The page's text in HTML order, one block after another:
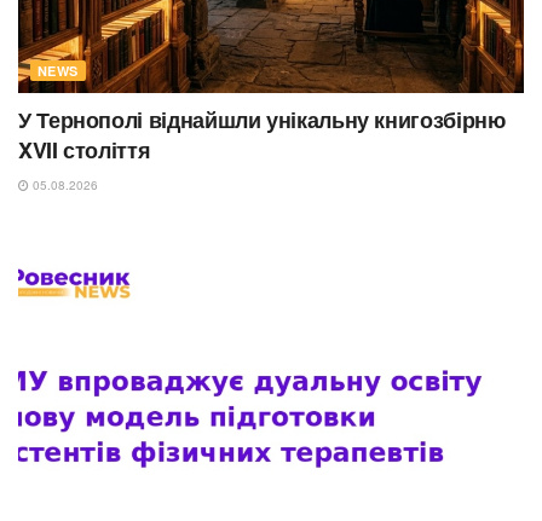
NEWS
У Тернополі віднайшли унікальну книгозбірню
XVII століття
05.08.2026